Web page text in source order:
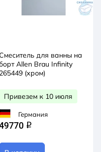
Смеситель для ванны на
Allen Brau Infinity
265449 (хром)
Привезем к 10 июля
Германия
q